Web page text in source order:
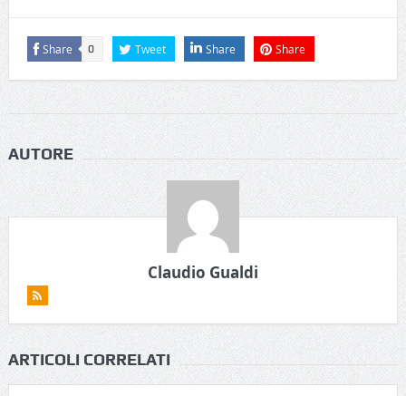
Share 0 Tweet Share Share
AUTORE
Claudio Gualdi
ARTICOLI CORRELATI